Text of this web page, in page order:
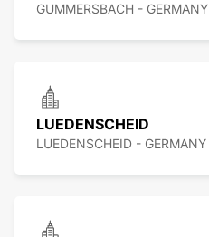
GUMMERSBACH - GERMANY
LUEDENSCHEID
LUEDENSCHEID - GERMANY